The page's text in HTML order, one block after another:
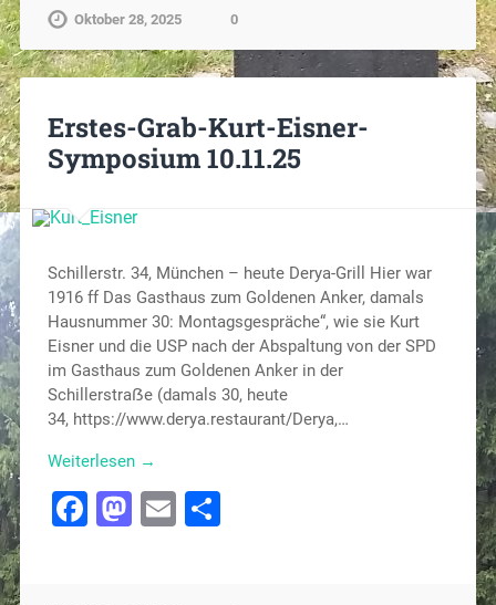
Oktober 28, 2025 0
Erstes-Grab-Kurt-Eisner-
Symposium 10.11.25
Schillerstr. 34, München – heute Derya-Grill Hier war
1916 ff Das Gasthaus zum Goldenen Anker, damals
Hausnummer 30: Montagsgespräche“, wie sie Kurt
Eisner und die USP nach der Abspaltung von der SPD
im Gasthaus zum Goldenen Anker in der
Schillerstraẞe (damals 30, heute
34, https://www.derya.restaurant/Derya,…
Weiterlesen →
Facebook
Mastodon
Email